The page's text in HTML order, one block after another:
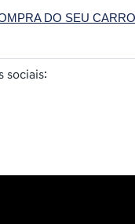
DO SEU CARRO
sociais: